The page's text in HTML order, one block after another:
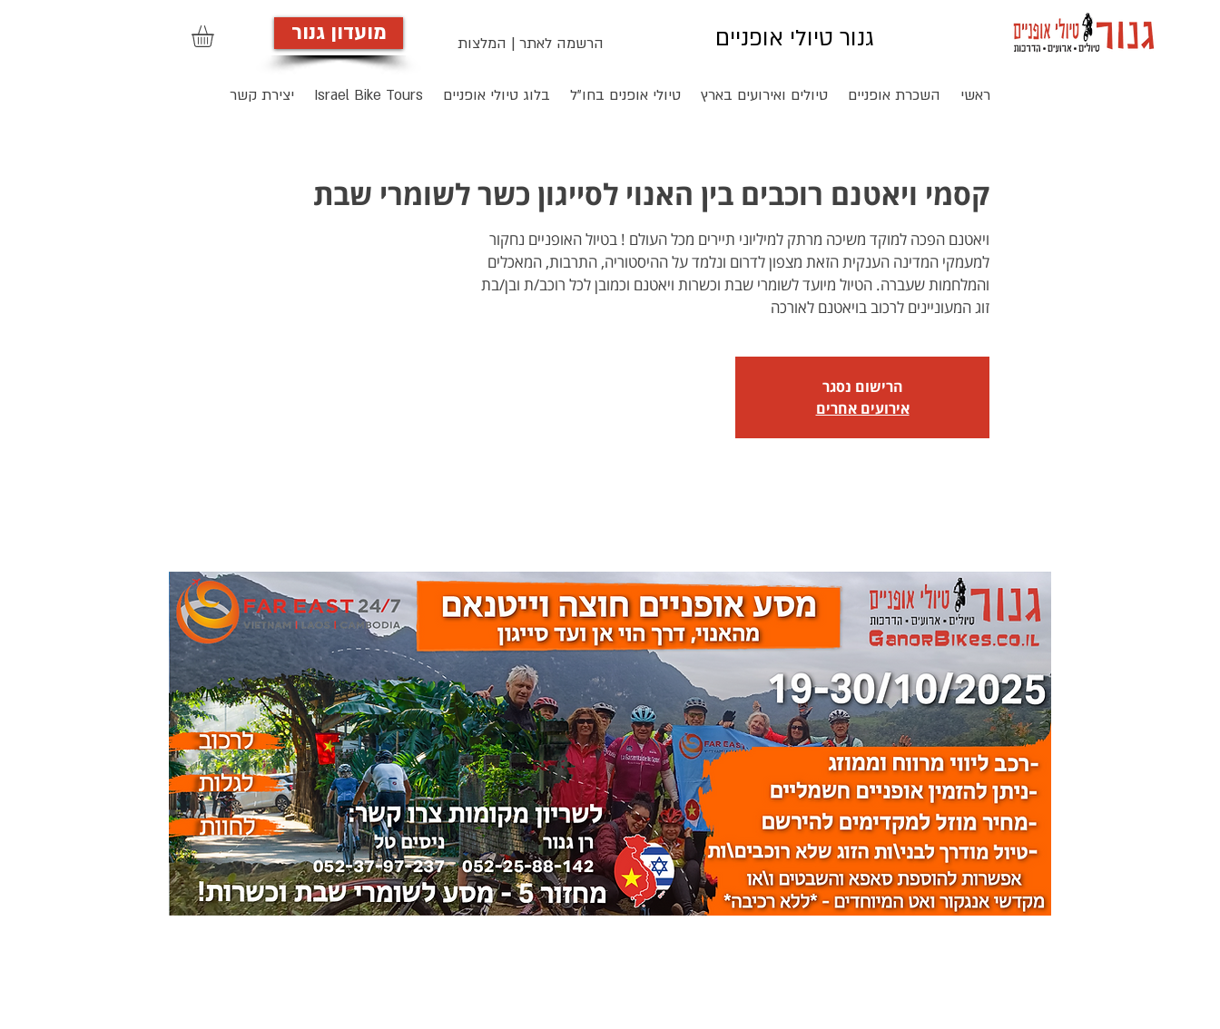
מועדון גנור הרשמה לאתר | המלצות גנור טיולי אופניים
ראשי השכרת אופניים טיולים ואירועים בארץ טיולי אופנים בחו"ל בלוג טיולי אופניים Israel Bike Tours יצירת קשר
קסמי ויאטנם רוכבים בין האנוי לסייגון כשר לשומרי שבת
ויאטנם הפכה למוקד משיכה מרתק למיליוני תיירים מכל העולם ! בטיול האופניים נחקור
למעמקי המדינה הענקית הזאת מצפון לדרום ונלמד על ההיסטוריה, התרבות, המאכלים
והמלחמות שעברה. הטיול מיועד לשומרי שבת וכשרות ויאטנם וכמובן לכל רוכב/ת ובן/בת
זוג המעוניינים לרכוב בויאטנם לאורכה
הרישום נסגר
אירועים אחרים